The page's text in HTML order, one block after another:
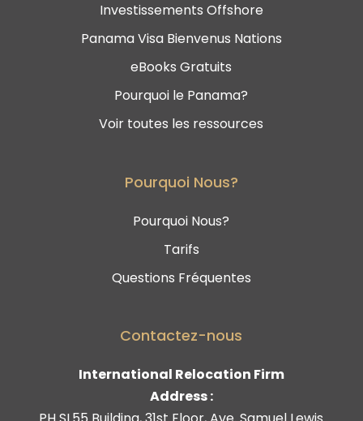
Investissements Offshore
Panama Visa Bienvenus Nations
eBooks Gratuits
Pourquoi le Panama?
Voir toutes les ressources
Pourquoi Nous?
Pourquoi Nous?
Tarifs
Questions Fréquentes
Contactez-nous
International Relocation Firm
Address :